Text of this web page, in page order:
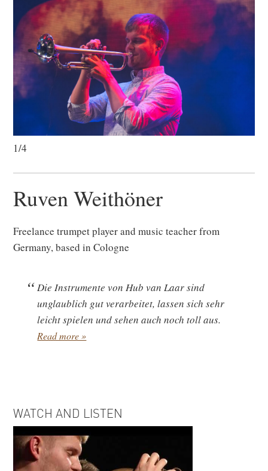
1/4
Ruven Weithöner
Freelance trumpet player and music teacher from
Germany, based in Cologne
Die Instrumente von Hub van Laar sind
unglaublich gut verarbeitet, lassen sich sehr
leicht spielen und sehen auch noch toll aus.
Read more »
WATCH AND LISTEN